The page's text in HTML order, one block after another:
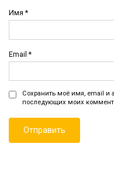
Имя*
Email*
Сохранить моё имя, email и
последующих моих